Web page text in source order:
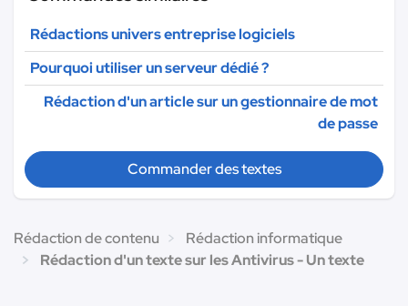
Rédactions univers entreprise logiciels
Pourquoi utiliser un serveur dédié ?
Rédaction d'un article sur un gestionnaire de mot
de passe
Commander des textes
Rédaction de contenu
Rédaction informatique
Rédaction d'un texte sur les Antivirus - Un texte